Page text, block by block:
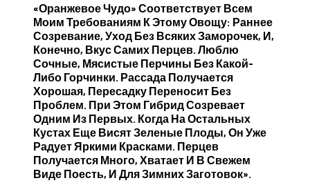
«Оранжевое Чудо» Соответствует Всем
Моим Требованиям К Этому Овощу: Раннее
Созревание, Уход Без Всяких Заморочек, И,
Конечно, Вкус Самих Перцев. Люблю
Сочные, Мясистые Перчины Без Какой-
Либо Горчинки. Рассада Получается
Хорошая, Пересадку Переносит Без
Проблем. При Этом Гибрид Созревает
Одним Из Первых. Когда На Остальных
Кустах Еще Висят Зеленые Плоды, Он Уже
Радует Яркими Красками. Перцев
Получается Много, Хватает И В Свежем
Виде Поесть, И Для Зимних Заготовок».